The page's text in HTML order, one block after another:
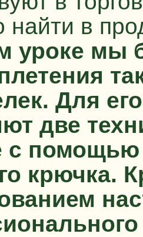
в
уроке мы
Для
две
с помощью
крючка.